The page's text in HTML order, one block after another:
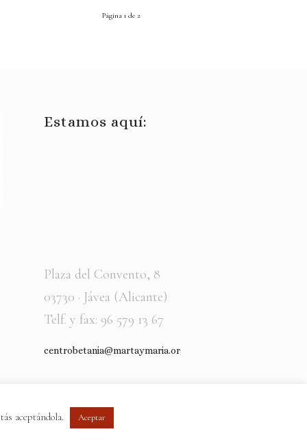
Página 1 de 2
Estamos aquí:
Plaza del Convento, 8
03730 · Jávea (Alicante)
Telf. y fax: 96 579 13 67
centrobetania@martaymaria.org
aceptándola. Aceptar